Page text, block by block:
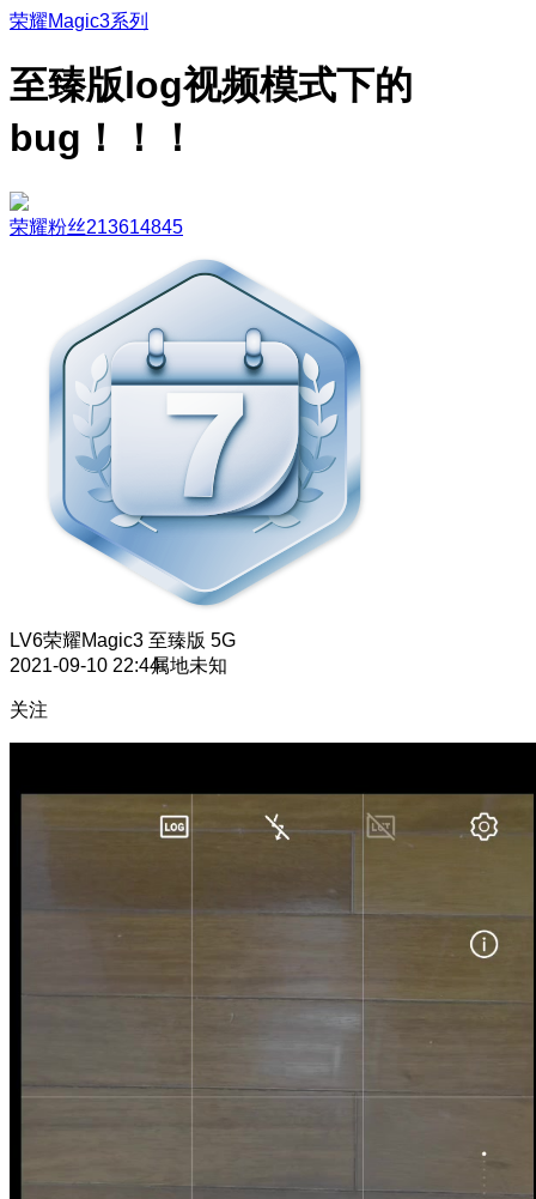
荣耀Magic3系列
至臻版log视频模式下的
bug！！！
荣耀粉丝213614845
LV6荣耀Magic3 至臻版 5G
2021-09-10 22:44属地未知
关注